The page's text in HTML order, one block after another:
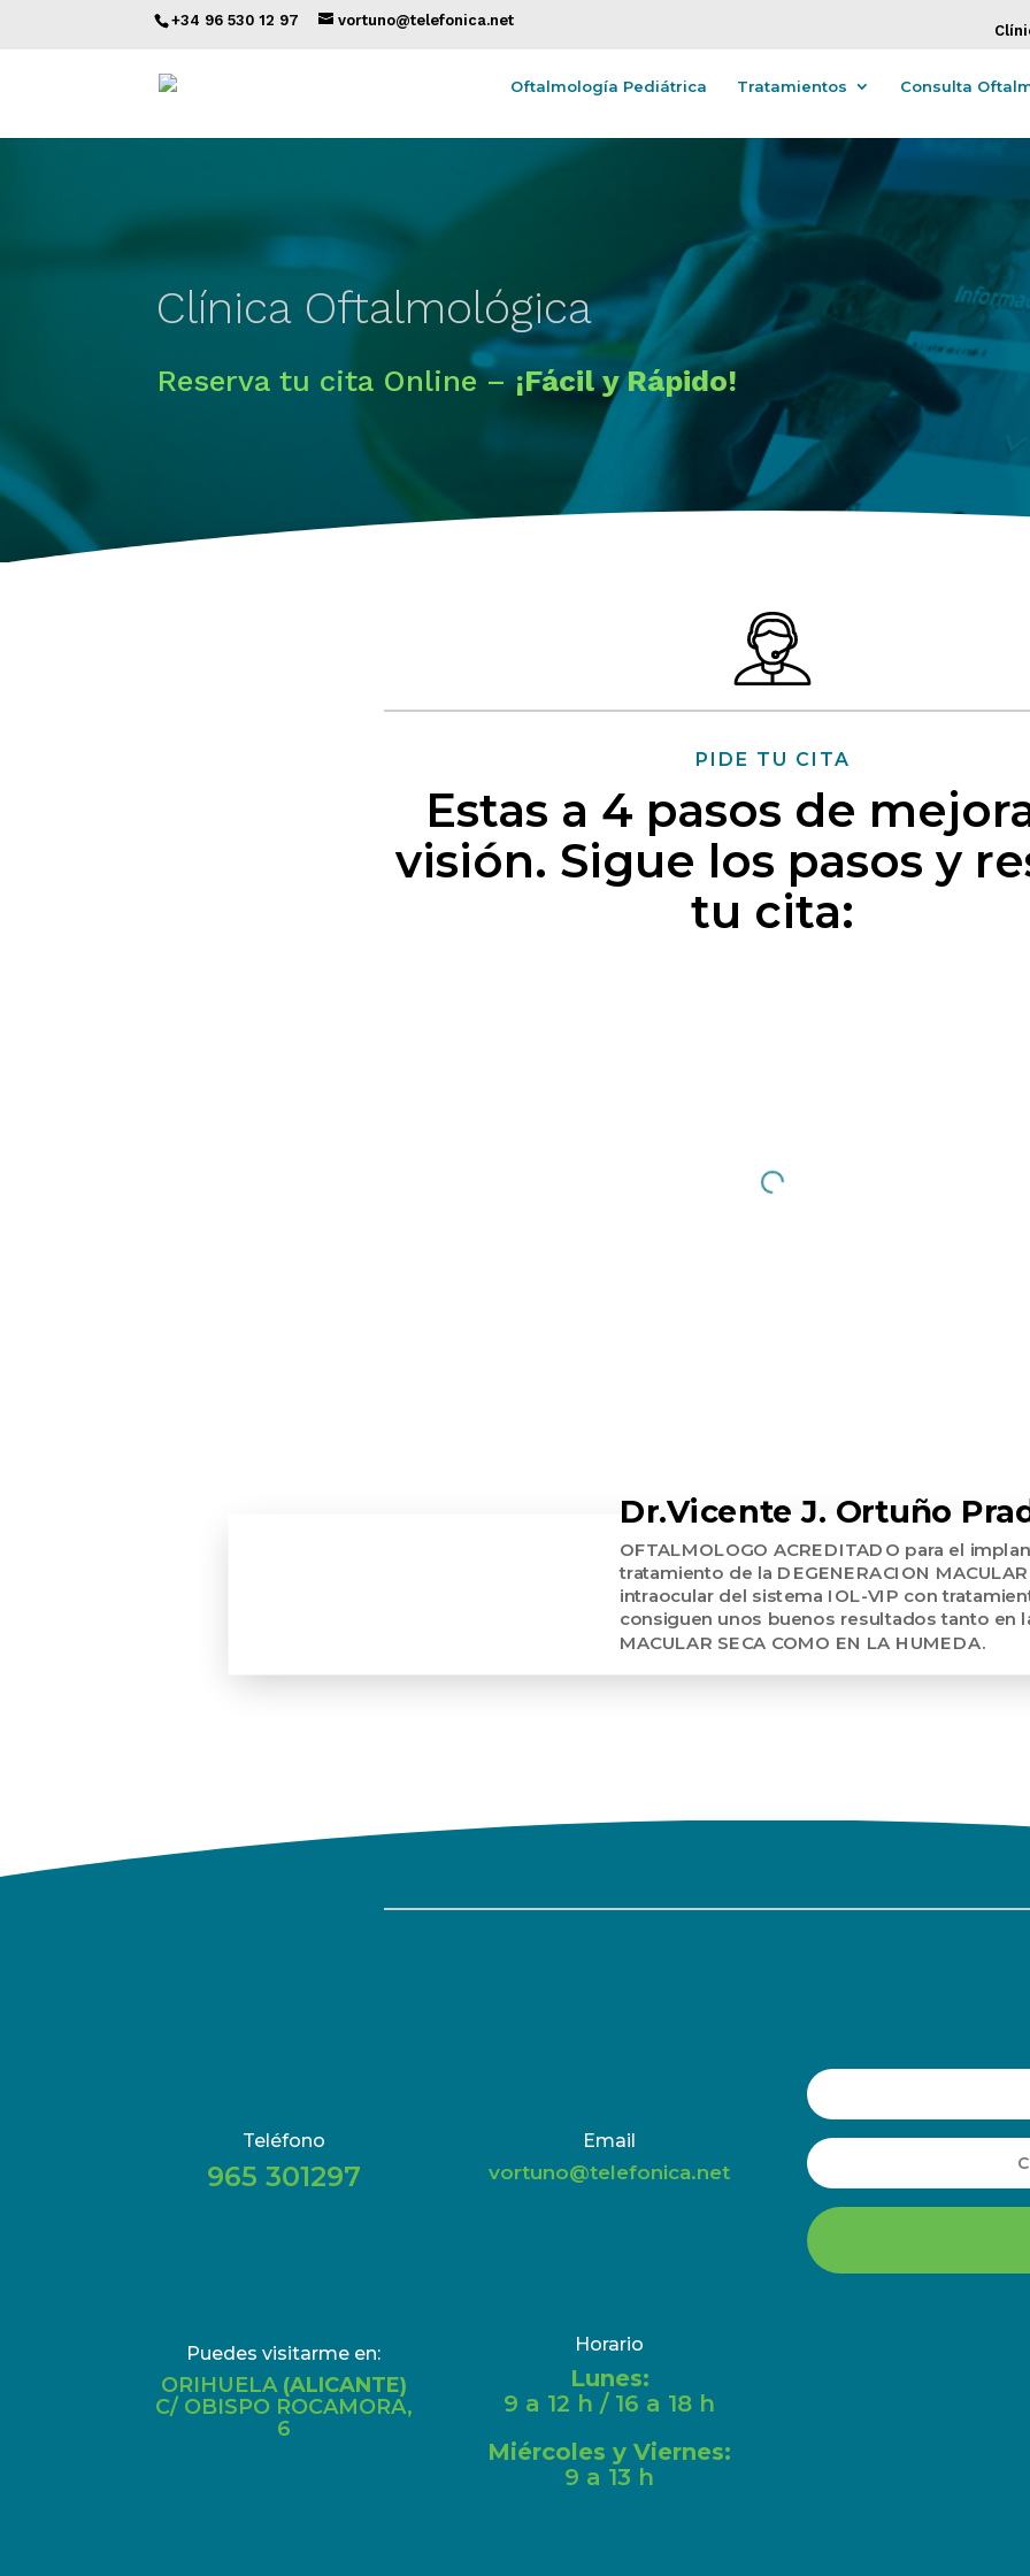
+34 96 530 12 97 vortuno@telefonica.net
Oftalmología Pediátrica Tratamientos Consulta
Clínica Oftalmológica
Reserva tu cita Online – ¡Fácil y Rápido!
PIDE TU CITA
Estas a 4 pasos de
visión. Sigue los pasos y
tu cita:
Dr.Vicente J. Ortuño
OFTALMOLOGO ACREDITADO para el
tratamiento de la DEGENERACION
intraocular del sistema IOL-VIP con
consiguen unos buenos resultados tanto en
MACULAR SECA COMO EN LA HUMEDA.
Teléfono
965 301297
Puedes visitarme en:
ORIHUELA (ALICANTE)
C/ OBISPO ROCAMORA,
6
Email
vortuno@telefonica.net
Horario
Lunes:
9 a 12 h / 16 a 18 h
Miércoles y Viernes:
9 a 13 h